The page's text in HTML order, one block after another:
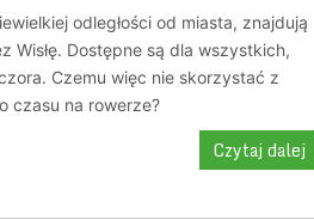
odległości od miasta, znajdują
Dostępne są dla wszystkich,
Czemu więc nie skorzystać z
czasu na rowerze?
Czytaj dalej